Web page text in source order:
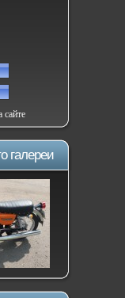
сайте
галереи